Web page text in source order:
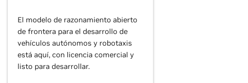
El modelo de razonamiento abierto
de frontera para el desarrollo de
vehículos autónomos y robotaxis
está aquí, con licencia comercial y
listo para desarrollar.